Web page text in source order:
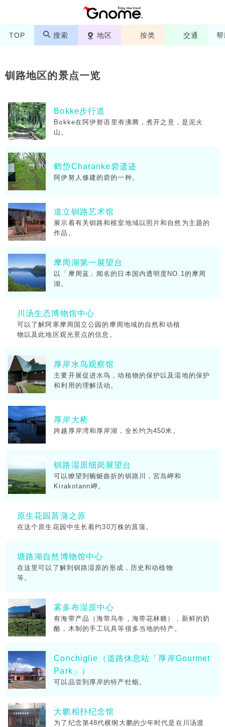
TOP 搜索 地区 按类 交通
钏路地区的景点一览
Bokke步行道
Bokke在阿伊努语里有沸腾，煮开之意，是泥火
山。
鹤岱Charanke砦遗迹
阿伊努人修建的砦的一种。
道立钏路艺术馆
展示着有关钏路和根室地域以照片和自然为主题的
作品。
摩周湖第一展望台
以「摩周蓝」闻名的日本国内透明度NO.1的摩周
湖。
川汤生态博物馆中心
可以了解阿寒摩周国立公园的摩周地域的自然和动植
物以及此地区观光景点的信息。
厚岸水鸟观察馆
主要开展促进水鸟，动植物的保护以及湿地的保护
和利用的理解活动。
厚岸大桥
跨越厚岸湾和厚岸湖，全长约为450米。
钏路湿原细岗展望台
可以瞭望到蜿蜒曲折的钏路川，宫岛岬和
Kirakotann岬。
原生花园菖蒲之原
在这个原生花园中生长着约30万株的菖蒲。
塘路湖自然博物馆中心
在这里可以了解到钏路湿原的形成，历史和动植物
等。
雾多布湿原中心
有海带产品（海带乌冬，海带花林糖），新鲜的奶
酪，木制的手工玩具等很多当地的特产。
Conchiglie（道路休息站「厚岸Gourmet
Park」）
可以品尝到厚岸的特产牡蛎。
大鹏相扑纪念馆
为了纪念第48代横纲大鹏的少年时代是在川汤渡